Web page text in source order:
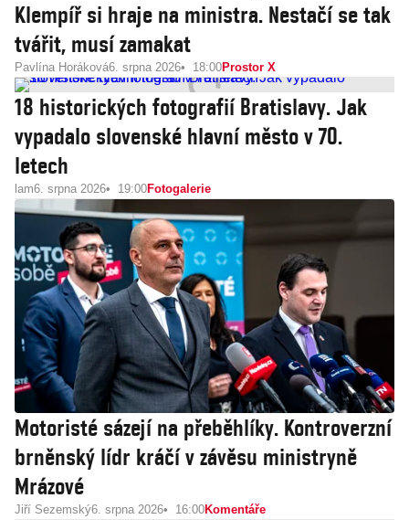
Klempíř si hraje na ministra. Nestačí se tak
tvářit, musí zamakat
Pavlína Horáková6. srpna 2026 18:00Prostor X
18 historických fotografií Bratislavy. Jak
vypadalo slovenské hlavní město v 70.
letech
lam6. srpna 2026 19:00Fotogalerie
Motoristé sázejí na přeběhlíky. Kontroverzní
brněnský lídr kráčí v závěsu ministryně
Mrázové
Jiří Sezemský6. srpna 2026 16:00Komentáře